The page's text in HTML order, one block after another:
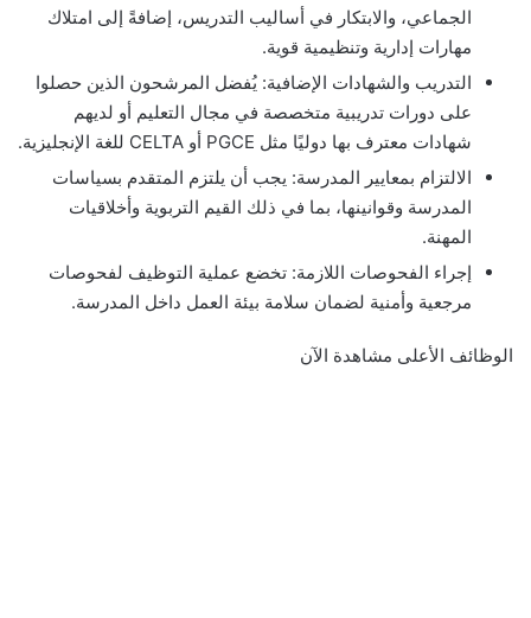
الجماعي، والابتكار في أساليب التدريس، إضافةً إلى امتلاك
مهارات إدارية وتنظيمية قوية.
التدريب والشهادات الإضافية: يُفضل المرشحون الذين حصلوا
على دورات تدريبية متخصصة في مجال التعليم أو لديهم
شهادات معترف بها دوليًا مثل PGCE أو CELTA للغة الإنجليزية.
الالتزام بمعايير المدرسة: يجب أن يلتزم المتقدم بسياسات
المدرسة وقوانينها، بما في ذلك القيم التربوية وأخلاقيات
المهنة.
إجراء الفحوصات اللازمة: تخضع عملية التوظيف لفحوصات
مرجعية وأمنية لضمان سلامة بيئة العمل داخل المدرسة.
الوظائف الأعلى مشاهدة الآن